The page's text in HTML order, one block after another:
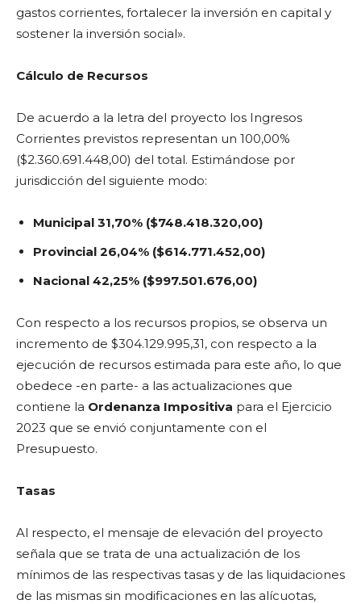
gastos corrientes, fortalecer la inversión en capital y
sostener la inversión social».
Cálculo de Recursos
De acuerdo a la letra del proyecto los Ingresos
Corrientes previstos representan un 100,00%
($2.360.691.448,00) del total. Estimándose por
jurisdicción del siguiente modo:
Municipal 31,70% ($748.418.320,00)
Provincial 26,04% ($614.771.452,00)
Nacional 42,25% ($997.501.676,00)
Con respecto a los recursos propios, se observa un
incremento de $304.129.995,31, con respecto a la
ejecución de recursos estimada para este año, lo que
obedece -en parte- a las actualizaciones que
contiene la Ordenanza Impositiva para el Ejercicio
2023 que se envió conjuntamente con el
Presupuesto.
Tasas
Al respecto, el mensaje de elevación del proyecto
señala que se trata de una actualización de los
mínimos de las respectivas tasas y de las liquidaciones
de las mismas sin modificaciones en las alícuotas,